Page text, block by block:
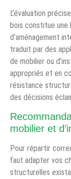
L’évaluation
bois constitue une
d’aménagement
traduit par des
de mobilier ou
appropriés et en
résistance
des décisions
mobilier et
Pour répartir
faut adapter vos
structurelles